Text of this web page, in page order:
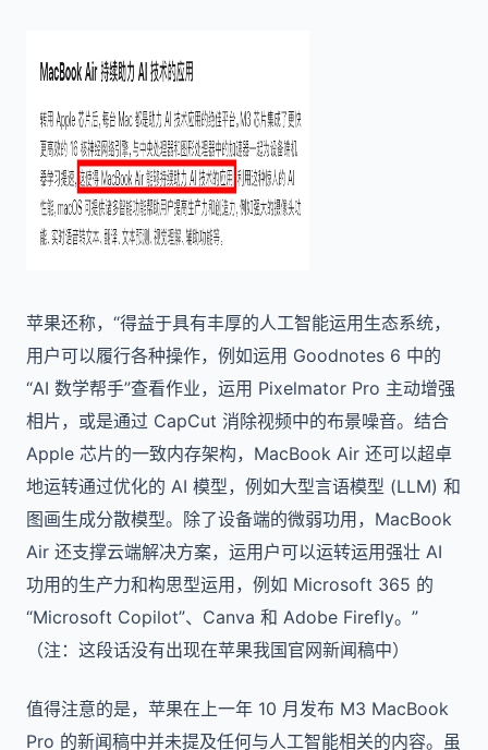
苹果还称，“得益于具有丰厚的人工智能运用生态系统，
用户可以履行各种操作，例如运用 Goodnotes 6 中的
“AI 数学帮手”查看作业，运用 Pixelmator Pro 主动增强
相片，或是通过 CapCut 消除视频中的布景噪音。结合
Apple 芯片的一致内存架构，MacBook Air 还可以超卓
地运转通过优化的 AI 模型，例如大型言语模型 (LLM) 和
图画生成分散模型。除了设备端的微弱功用，MacBook
Air 还支撑云端解决方案，运用户可以运转运用强壮 AI
功用的生产力和构思型运用，例如 Microsoft 365 的
“Microsoft Copilot”、Canva 和 Adobe Firefly。”
（注：这段话没有出现在苹果我国官网新闻稿中）
值得注意的是，苹果在上一年 10 月发布 M3 MacBook
Pro 的新闻稿中并未提及任何与人工智能相关的内容。虽